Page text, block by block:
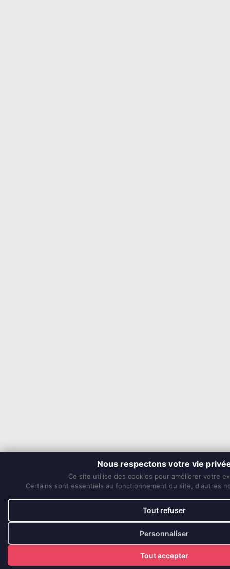
Nous respectons votre vie
Ce site utilise des cookies pour améliorer votre
Certains sont essentiels au fonctionnement du site, d'autres
Tout refuser
Personnaliser
Tout accepter